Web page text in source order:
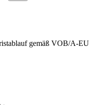
gemäß VOB/A-EU